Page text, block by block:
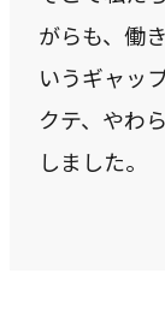
がらも、働
いうギャッ
クテ、やわ
しました。